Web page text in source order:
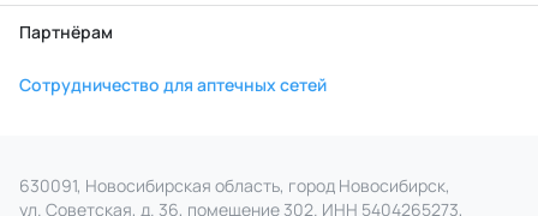
Партнёрам
Сотрудничество для аптечных сетей
630091, Новосибирская область, город Новосибирск,
ул. Советская, д. 36, помещение 302. ИНН 5404265273,